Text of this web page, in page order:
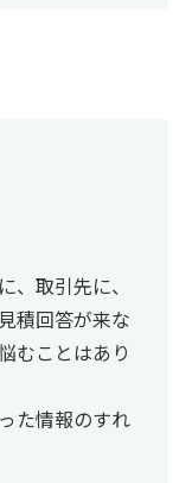
、取引先に、
積回答が来な
むことはあり
た情報のすれ